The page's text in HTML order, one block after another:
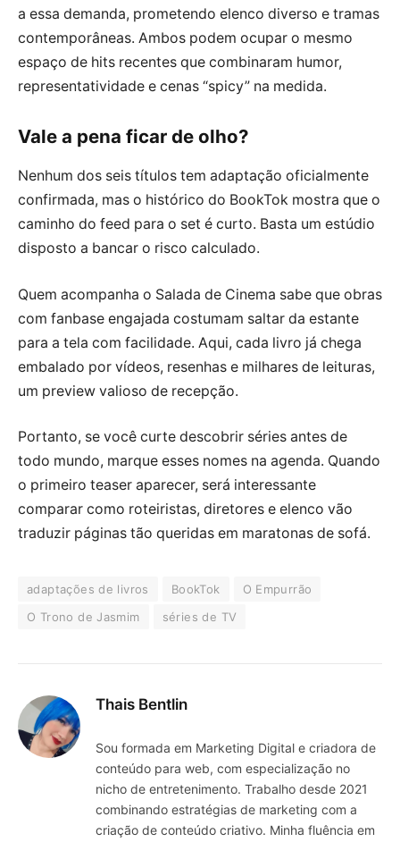
a essa demanda, prometendo elenco diverso e tramas
contemporâneas. Ambos podem ocupar o mesmo
espaço de hits recentes que combinaram humor,
representatividade e cenas “spicy” na medida.
Vale a pena ficar de olho?
Nenhum dos seis títulos tem adaptação oficialmente
confirmada, mas o histórico do BookTok mostra que o
caminho do feed para o set é curto. Basta um estúdio
disposto a bancar o risco calculado.
Quem acompanha o Salada de Cinema sabe que obras
com fanbase engajada costumam saltar da estante
para a tela com facilidade. Aqui, cada livro já chega
embalado por vídeos, resenhas e milhares de leituras,
um preview valioso de recepção.
Portanto, se você curte descobrir séries antes de
todo mundo, marque esses nomes na agenda. Quando
o primeiro teaser aparecer, será interessante
comparar como roteiristas, diretores e elenco vão
traduzir páginas tão queridas em maratonas de sofá.
adaptações de livros BookTok
O Empurrão
O Trono de Jasmim
séries de TV
Thais Bentlin
Sou formada em Marketing Digital e criadora de
conteúdo para web, com especialização no
nicho de entretenimento. Trabalho desde 2021
combinando estratégias de marketing com a
criação de conteúdo criativo. Minha fluência em